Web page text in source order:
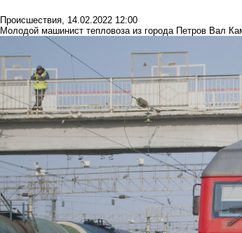
Происшествия, 14.02.2022 12:00
Молодой машинист тепловоза из города Петров Вал